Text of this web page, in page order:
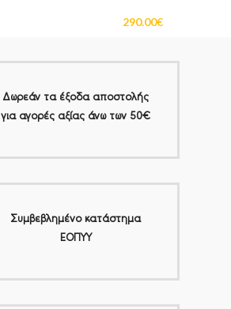
290.00€
Δωρεάν τα έξοδα αποστολής
για αγορές αξίας άνω των 50€
Συμβεβλημένο κατάστημα
ΕΟΠΥΥ